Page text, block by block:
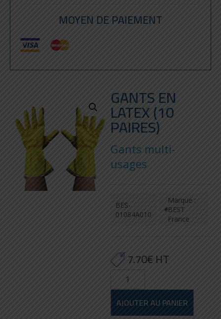
MOYEN DE PAIEMENT
GANTS EN
LATEX (10
PAIRES)
Gants multi-
usages
BES-
01084A010
Marque :
BEST
France
7.70€HT
quantité
Gants
enAJOUTER AU PANIER